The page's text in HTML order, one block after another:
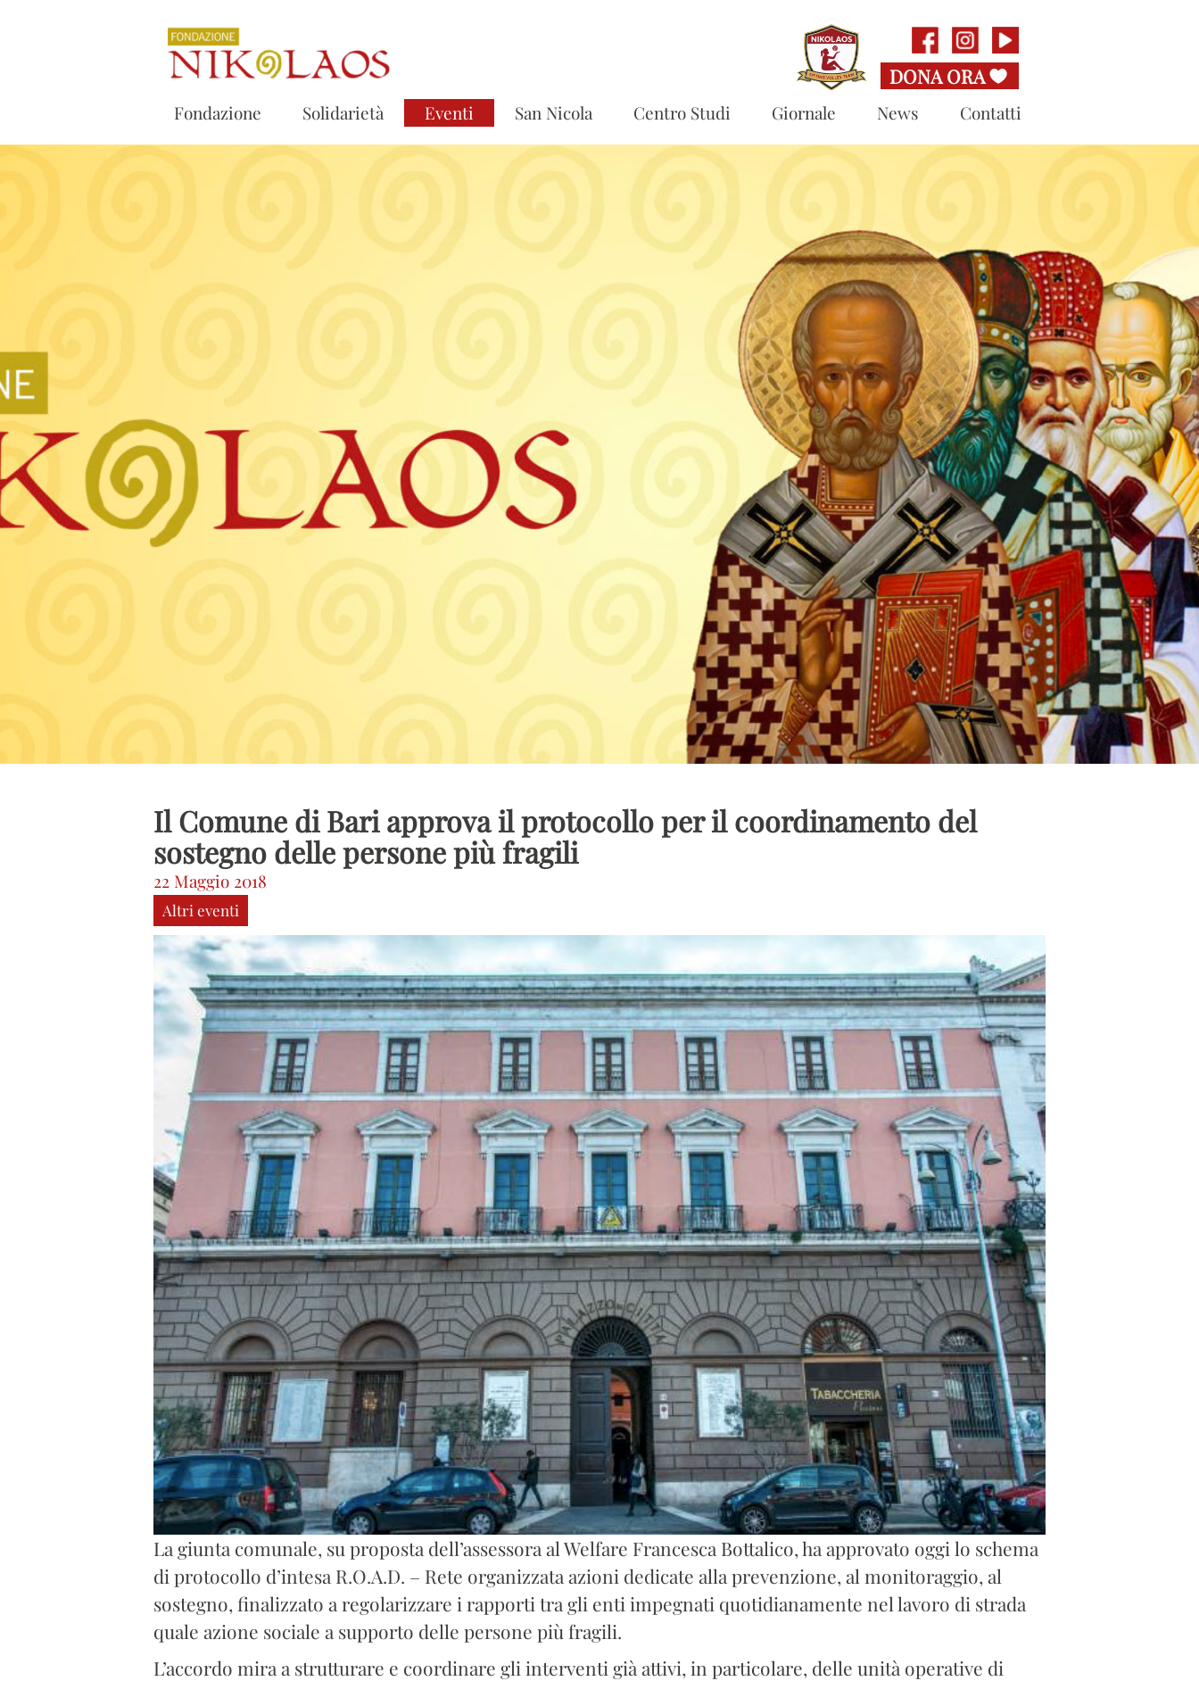
Fondazione Solidarietà Eventi San Nicola Centro Studi Giornale News Contatti
Il Comune di Bari approva il protocollo per il coordinamento del
sostegno delle persone più fragili
22 Maggio 2018
Altri eventi
La giunta comunale, su proposta dell’assessora al Welfare Francesca Bottalico, ha approvato oggi lo schema
di protocollo d’intesa R.O.A.D. – Rete organizzata azioni dedicate alla prevenzione, al monitoraggio, al
sostegno, finalizzato a regolarizzare i rapporti tra gli enti impegnati quotidianamente nel lavoro di strada
quale azione sociale a supporto delle persone più fragili.
L’accordo mira a strutturare e coordinare gli interventi già attivi, in particolare, delle unità operative di